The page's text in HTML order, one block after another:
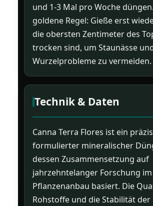
und 1-3 Mal pro Woche
goldene Regel: Gieße erst
die obersten Zentimeter des
trocken sind, um Staunässe
Wurzelprobleme zu vermeiden.
Technik & Daten
Canna Terra Flores ist ein
formulierter mineralischer
dessen Zusammensetzung auf
jahrzehntelanger Forschung im
Pflanzenanbau basiert. Die
Rohstoffe und die Stabilität der